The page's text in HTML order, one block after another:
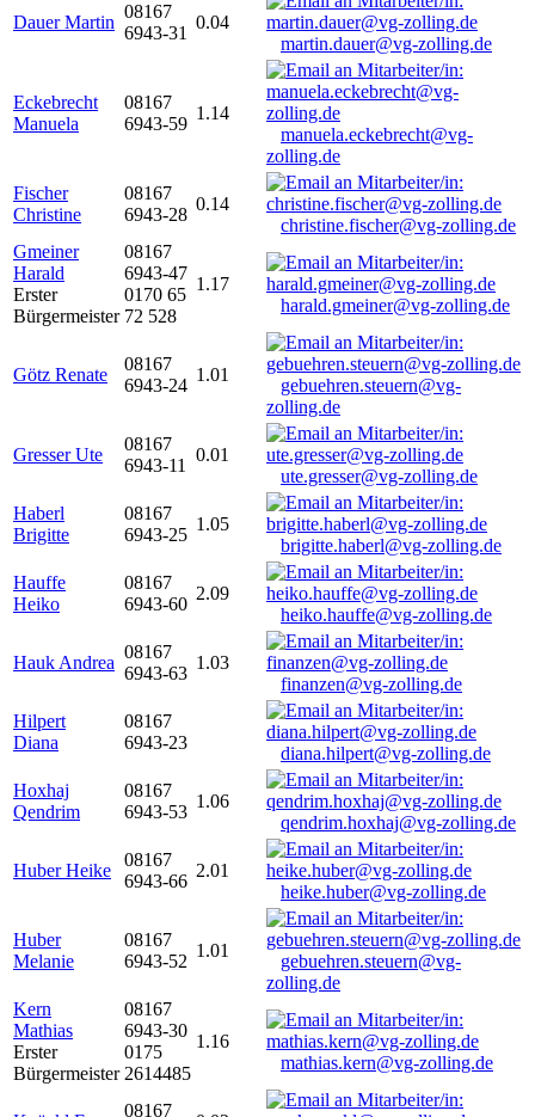
Dauer Martin
08167
6943-31
0.04
martin.dauer@vg-zolling.de
Eckebrecht
Manuela
08167
6943-59
1.14
manuela.eckebrecht@vg-
zolling.de
Fischer
Christine
08167
6943-28
0.14
christine.fischer@vg-zolling.de
Gmeiner
Harald
Erster
Bürgermeister
08167
6943-47
0170 65
72 528
1.17
harald.gmeiner@vg-zolling.de
Götz Renate
08167
6943-24
1.01
gebuehren.steuern@vg-
zolling.de
Gresser Ute
08167
6943-11
0.01
ute.gresser@vg-zolling.de
Haberl
Brigitte
08167
6943-25
1.05
brigitte.haberl@vg-zolling.de
Hauffe
Heiko
08167
6943-60
2.09
heiko.hauffe@vg-zolling.de
Hauk Andrea
08167
6943-63
1.03
finanzen@vg-zolling.de
Hilpert
Diana
08167
6943-23
diana.hilpert@vg-zolling.de
Hoxhaj
Qendrim
08167
6943-53
1.06
qendrim.hoxhaj@vg-zolling.de
Huber Heike
08167
6943-66
2.01
heike.huber@vg-zolling.de
Huber
Melanie
08167
6943-52
1.01
gebuehren.steuern@vg-
zolling.de
Kern
Mathias
Erster
Bürgermeister
08167
6943-30
0175
2614485
1.16
mathias.kern@vg-zolling.de
08167